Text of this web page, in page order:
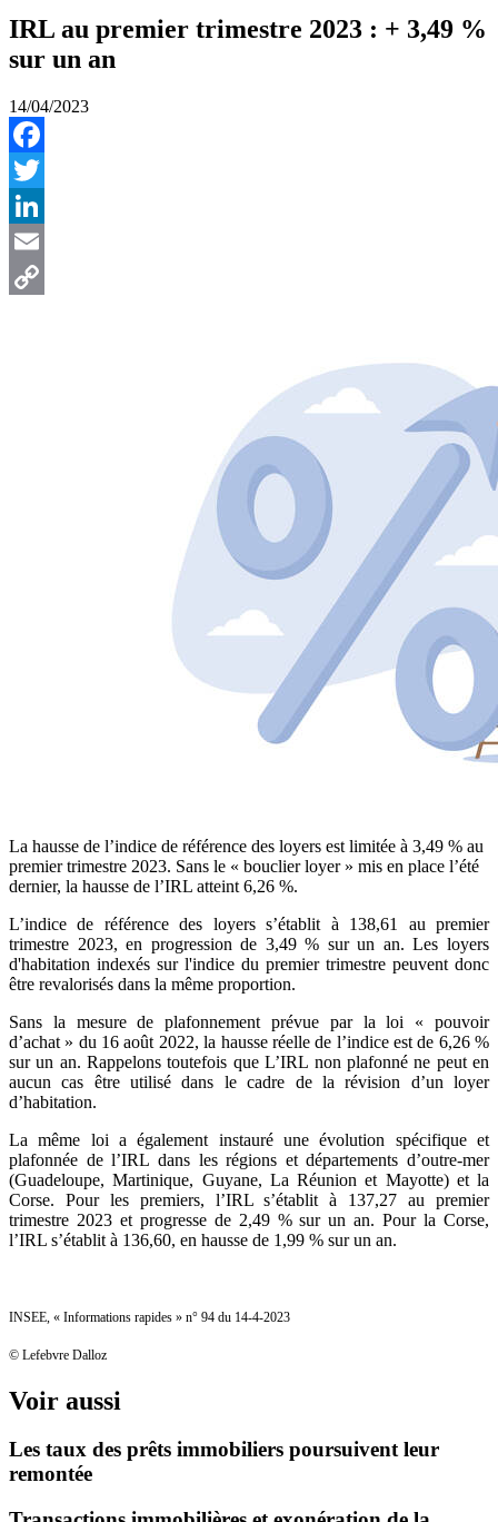
IRL au premier trimestre 2023 : + 3,49 %
sur un an
14/04/2023
Facebook
Twitter
LinkedIn
Email
La hausse de l’indice de référence des loyers est limitée à 3,49 % au
premier trimestre 2023. Sans le « bouclier loyer » mis en place l’été
dernier, la hausse de l’IRL atteint 6,26 %.
L’indice de référence des loyers s’établit à 138,61 au premier
trimestre 2023, en progression de 3,49 % sur un an. Les loyers
d'habitation indexés sur l'indice du premier trimestre peuvent donc
être revalorisés dans la même proportion.
Sans la mesure de plafonnement prévue par la loi « pouvoir
d’achat » du 16 août 2022, la hausse réelle de l’indice est de 6,26 %
sur un an. Rappelons toutefois que L’IRL non plafonné ne peut en
aucun cas être utilisé dans le cadre de la révision d’un loyer
d’habitation.
La même loi a également instauré une évolution spécifique et
plafonnée de l’IRL dans les régions et départements d’outre-mer
(Guadeloupe, Martinique, Guyane, La Réunion et Mayotte) et la
Corse. Pour les premiers, l’IRL s’établit à 137,27 au premier
trimestre 2023 et progresse de 2,49 % sur un an. Pour la Corse,
l’IRL s’établit à 136,60, en hausse de 1,99 % sur un an.
INSEE, « Informations rapides » n° 94 du 14-4-2023
© Lefebvre Dalloz
Voir aussi
Les taux des prêts immobiliers poursuivent leur
remontée